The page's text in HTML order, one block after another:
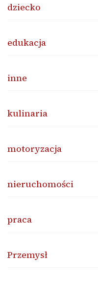
dziecko
edukacja
inne
kulinaria
motoryzacja
nieruchomości
praca
Przemysł